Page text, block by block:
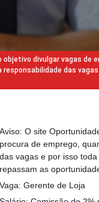
divulgar vagas
das
Aviso: O site
procura de emprego,
das vagas e por isso
repassam as
Vaga: Gerente de Loja